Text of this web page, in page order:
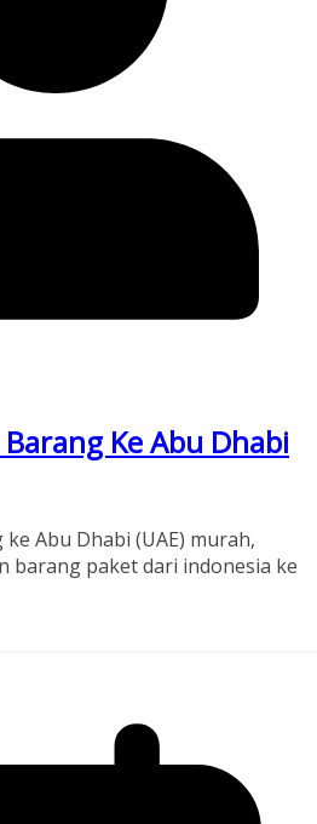
Ke Abu Dhabi
Abu Dhabi (UAE) murah,
barang paket dari indonesia ke